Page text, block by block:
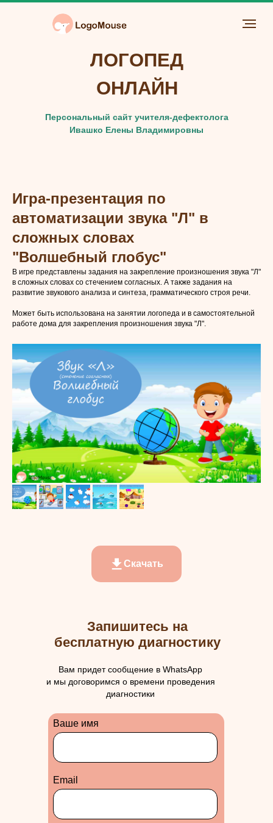
ЛОГОПЕД
ОНЛАЙН
Персональный сайт учителя-дефектолога
Ивашко Елены Владимировны
Игра-презентация по
автоматизации звука "Л" в
сложных словах
"Волшебный глобус"
В игре представлены задания на закрепление произношения звука "Л"
в сложных словах со стечением согласных. А также задания на
развитие звукового анализа и синтеза, грамматического строя речи.
Может быть использована на занятии логопеда и в самостоятельной
работе дома для закрепления произношения звука "Л".
Скачать
Запишитесь на
бесплатную диагностику
Вам придет сообщение в WhatsApp
и мы договоримся о времени проведения
диагностики
Ваше имя
Еmail